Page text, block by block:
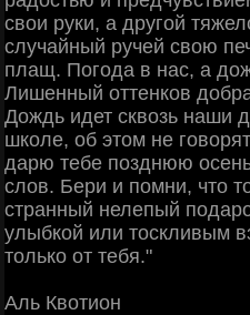
свои руки, а другой
случайный ручей свою
плащ. Погода в нас, а
Лишенный оттенков
Дождь идет сквозь наши
школе, об этом не
дарю тебе позднюю
слов. Бери и помни, что
странный нелепый
улыбкой или тоскливым
только от тебя."
Аль Квотион